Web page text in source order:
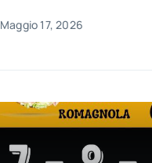
Maggio 17, 2026